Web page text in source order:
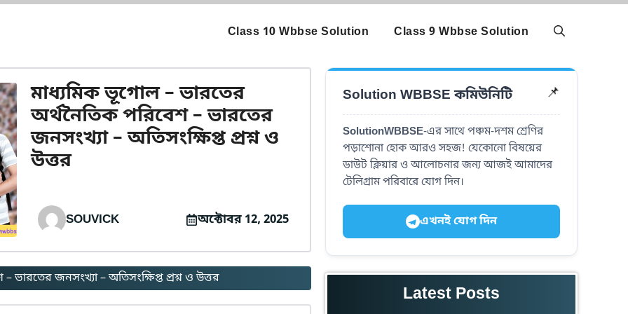
Class 10 Wbbse Solution Class 9 Wbbse Solution
মাধ্যমিক ভূগোল – ভারতের
অর্থনৈতিক পরিবেশ – ভারতের
জনসংখ্যা – অতিসংক্ষিপ্ত প্রশ্ন ও
উত্তর
SOUVICK অক্টোবর 12, 2025
জনসংখ্যা – অতিসংক্ষিপ্ত প্রশ্ন ও উত্তর
Solution WBBSE কমিউনিটি 📌
SolutionWBBSE-এর সাথে পঞ্চম-দশম শ্রেণির
পড়াশোনা হোক আরও সহজ! যেকোনো বিষয়ের
ডাউট ক্লিয়ার ও আলোচনার জন্য আজই আমাদের
টেলিগ্রাম পরিবারে যোগ দিন।
এখনই যোগ দিন
Latest Posts